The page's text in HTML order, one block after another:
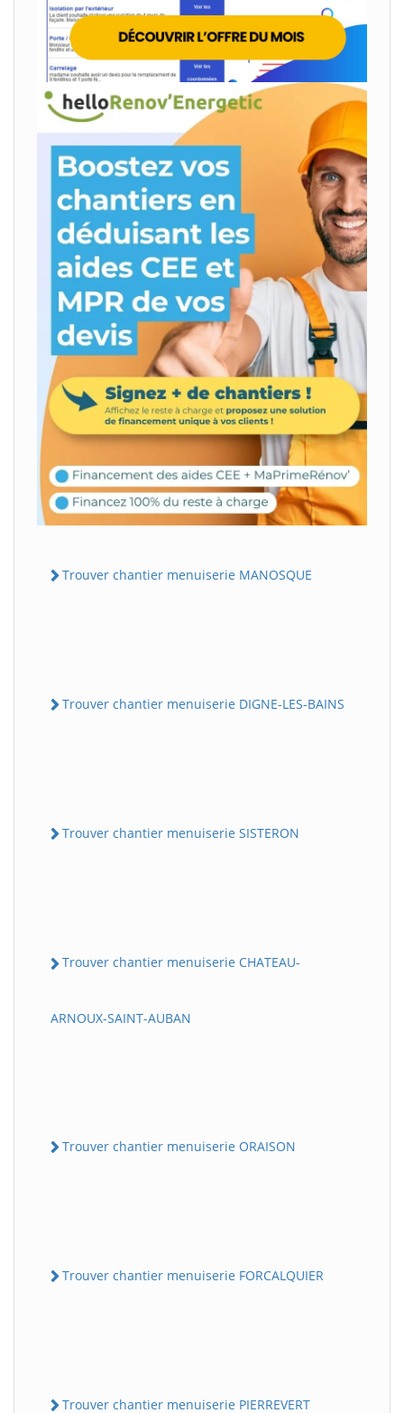
Trouver chantier menuiserie MANOSQUE
Trouver chantier menuiserie DIGNE-LES-BAINS
Trouver chantier menuiserie SISTERON
Trouver chantier menuiserie CHATEAU-
ARNOUX-SAINT-AUBAN
Trouver chantier menuiserie ORAISON
Trouver chantier menuiserie FORCALQUIER
Trouver chantier menuiserie PIERREVERT